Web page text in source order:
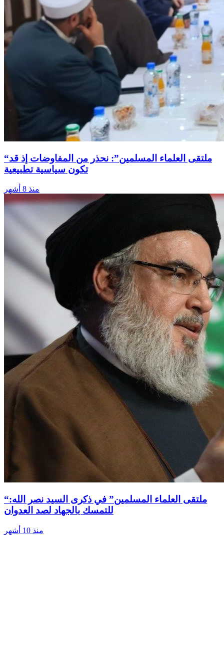
“ملتقى العلماء المسلمين”: نحذر من المفاوضات إذ قد
تكون سياسية تطبيعية
منذ 8 أشهر
“ملتقى العلماء المسلمين” في ذكرى السيد نصر الله:
للتمسك بالجهاد لصد العدوان
منذ 10 أشهر